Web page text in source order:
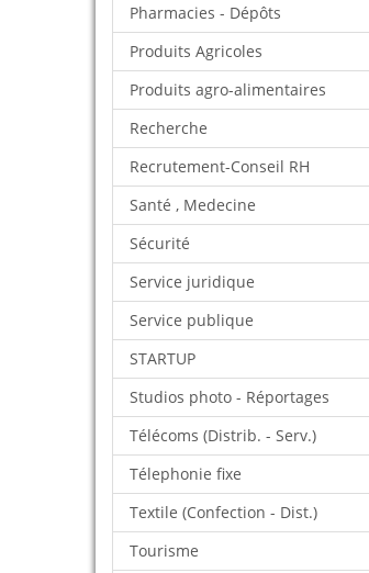
Pharmacies - Dépôts
Produits Agricoles
Produits agro-alimentaires
Recherche
Recrutement-Conseil RH
Santé , Medecine
Sécurité
Service juridique
Service publique
STARTUP
Studios photo - Réportages
Télécoms (Distrib. - Serv.)
Télephonie fixe
Textile (Confection - Dist.)
Tourisme